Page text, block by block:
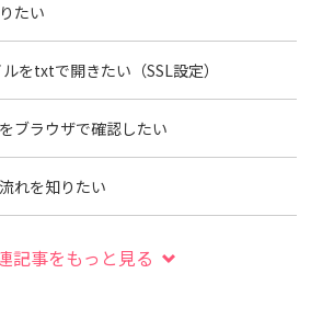
たい
をtxtで開きたい（SSL設定）
ブラウザで確認したい
れを知りたい
記事をもっと見る